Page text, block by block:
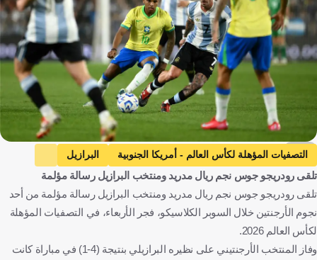
AFP
التصفيات المؤهلة لكأس العالم - أمريكا الجنوبية
البرازيل
البرازيل
الأرجنتين الأرجنتين
لياندرو باريديس
رودريجو جوس
كرة قدم
تلقى رودريجو جوس نجم ريال مدريد ومنتخب البرازيل رسالة مؤلمة
تلقى رودريجو جوس نجم ريال مدريد ومنتخب البرازيل رسالة مؤلمة من أحد
نجوم الأرجنتين خلال السوبر الكلاسيكو، فجر الأربعاء، في التصفيات المؤهلة
لكأس العالم 2026.
وفاز المنتخب الأرجنتيني على نظيره البرازيلي بنتيجة (4-1) في مباراة كانت